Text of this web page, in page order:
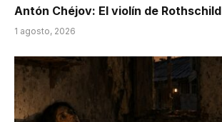
Antón Chéjov: El violín de Rothschild
1 agosto, 2026